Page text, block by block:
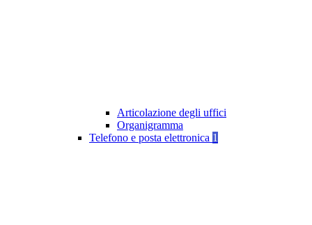
Articolazione degli uffici
Organigramma
Telefono e posta elettronica 1